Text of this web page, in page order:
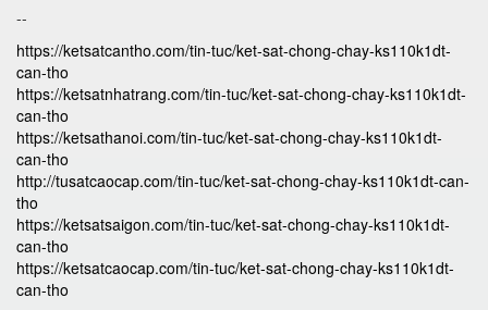
--
https://ketsatcantho.com/tin-tuc/ket-sat-chong-chay-ks110k1dt-
can-tho
https://ketsatnhatrang.com/tin-tuc/ket-sat-chong-chay-ks110k1dt-
can-tho
https://ketsathanoi.com/tin-tuc/ket-sat-chong-chay-ks110k1dt-
can-tho
http://tusatcaocap.com/tin-tuc/ket-sat-chong-chay-ks110k1dt-can-
tho
https://ketsatsaigon.com/tin-tuc/ket-sat-chong-chay-ks110k1dt-
can-tho
https://ketsatcaocap.com/tin-tuc/ket-sat-chong-chay-ks110k1dt-
can-tho